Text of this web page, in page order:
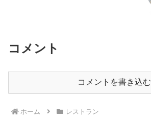
コメント
コメントを書き込む
ホーム レストラン